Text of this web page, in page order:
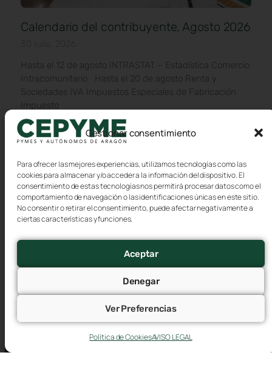
Gestionar consentimiento
Para ofrecer las mejores experiencias, utilizamos tecnologías como las
cookies para almacenar y/o acceder a la información del dispositivo. El
consentimiento de estas tecnologías nos permitirá procesar datos como el
comportamiento de navegación o las identificaciones únicas en este sitio.
No consentir o retirar el consentimiento, puede afectar negativamente a
ciertas características y funciones.
Aceptar
Denegar
Ver Preferencias
Política de CookiesAVISO LEGAL
Calendario del contribuyente, Agosto 2026
Hasta el 12 de agosto INTRASTAT – Estadística Comercio
Intracomunitario Hasta el 20 de agosto Renta y
Sociedades IVA Impuestos Especiales de Fabricación
Impuesto